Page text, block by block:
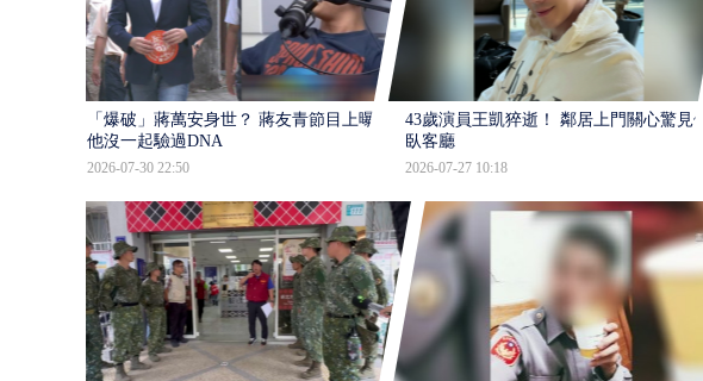
「爆破」蔣萬安身世？ 蔣友青節目上曝：
他沒一起驗過DNA
2026-07-30 22:50
43歲演員王凱猝逝！ 鄰居上門關心驚見倒
臥客廳
2026-07-27 10:18